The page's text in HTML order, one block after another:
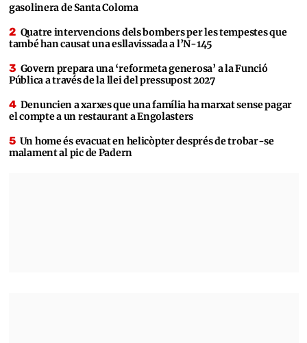
gasolinera de Santa Coloma
Quatre intervencions dels bombers per les tempestes que
també han causat una esllavissada a l’N-145
Govern prepara una ‘reformeta generosa’ a la Funció
Pública a través de la llei del pressupost 2027
Denuncien a xarxes que una família ha marxat sense pagar
el compte a un restaurant a Engolasters
Un home és evacuat en helicòpter després de trobar-se
malament al pic de Padern